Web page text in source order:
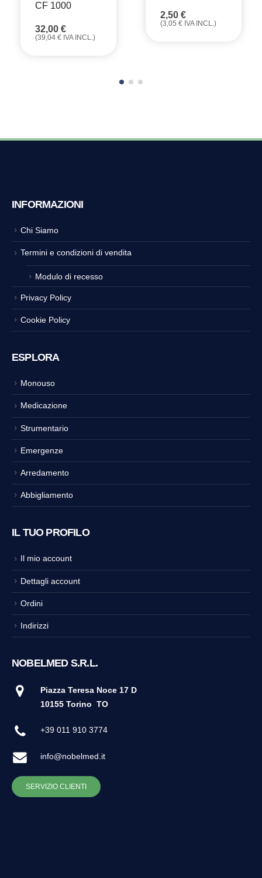
CF 1000
32,00 €
(39,04 € IVA INCL.)
2,50 €
(3,05 € IVA INCL.)
INFORMAZIONI
Chi Siamo
Termini e condizioni di vendita
Modulo di recesso
Privacy Policy
Cookie Policy
ESPLORA
Monouso
Medicazione
Strumentario
Emergenze
Arredamento
Abbigliamento
IL TUO PROFILO
Il mio account
Dettagli account
Ordini
Indirizzi
NOBELMED S.R.L.
Piazza Teresa Noce 17 D
10155 Torino TO
+39 011 910 3774
info@nobelmed.it
SERVIZIO CLIENTI